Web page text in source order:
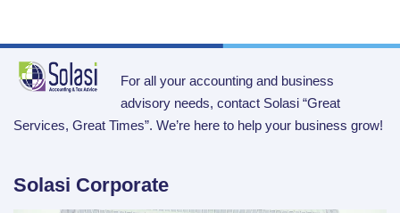
For all your accounting and business
advisory needs, contact Solasi “Great
Services, Great Times”. We’re here to help your business grow!
Solasi Corporate